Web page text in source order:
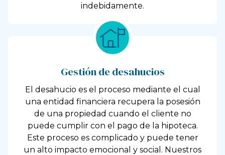
indebidamente.
Gestión de desahucios
El desahucio es el proceso mediante el cual
una entidad financiera recupera la posesión
de una propiedad cuando el cliente no
puede cumplir con el pago de la hipoteca.
Este proceso es complicado y puede tener
un alto impacto emocional y social. Nuestros